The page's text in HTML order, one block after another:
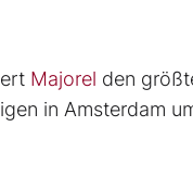
Majorel den
in Amsterdam